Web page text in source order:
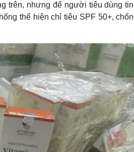
trên, nhưng để người tiêu dùng
thể hiện chỉ tiêu SPF 50+,